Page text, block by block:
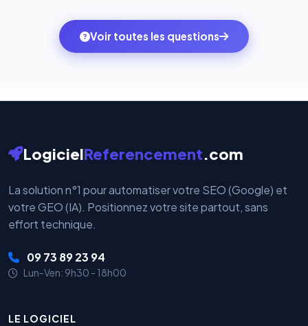
ambitions du moment — sans perdre vos données ni
votre historique.
monde. Vos données bancaires ne transitent jamais
par nos serveurs — elles sont gérées directement et
Voir toutes les questions
LogicielReferencement.com
La solution n°1 pour automatiser votre SEO (Google) et
votre GEO (IA). Positionnez votre site partout, sans
effort technique.
09 73 89 23 94
Lun-Ven: 9h30 - 18h00
LE LOGICIEL